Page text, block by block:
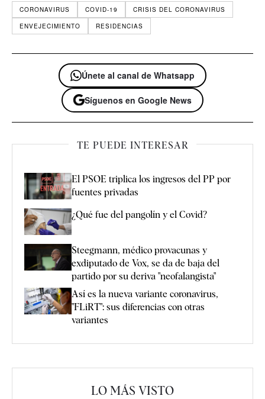
CORONAVIRUS COVID-19
CRISIS DEL CORONAVIRUS
ENVEJECIMIENTO
RESIDENCIAS
Únete al canal de Whatsapp
Síguenos en Google News
TE PUEDE INTERESAR
El PSOE triplica los ingresos del PP por
fuentes privadas
¿Qué fue del pangolín y el Covid?
Steegmann, médico provacunas y
exdiputado de Vox, se da de baja del
partido por su deriva "neofalangista"
Así es la nueva variante coronavirus,
"FLiRT": sus diferencias con otras
variantes
LO MÁS VISTO